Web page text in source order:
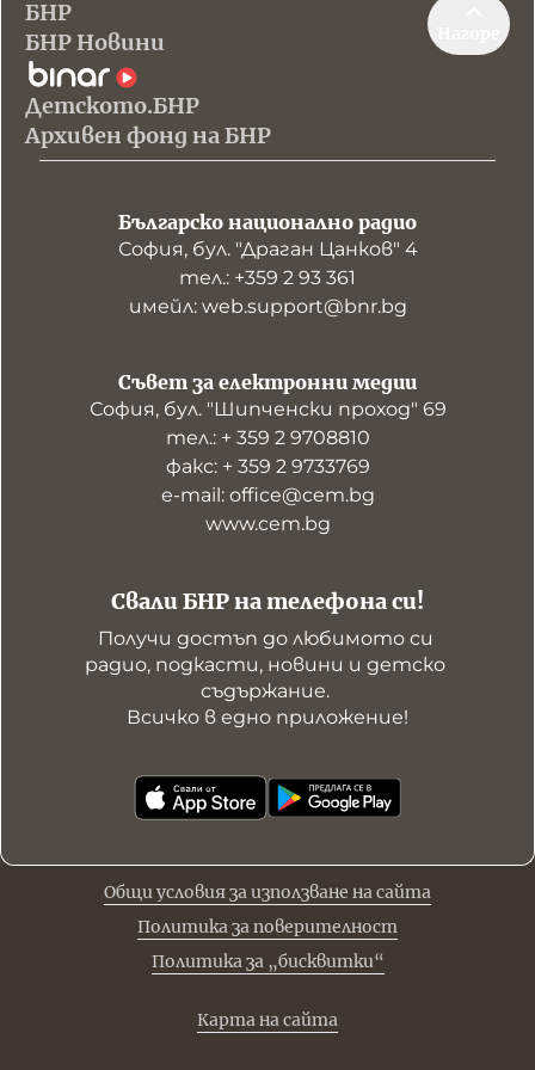
БНР
БНР Новини
Детското.БНР
Архивен фонд на БНР
Българско национално радио
София, бул. "Драган Цанков" 4
тел.: +359 2 93 361
имейл: web.support@bnr.bg
Свали БНР на телефона си!
Получи достъп до любимото си
радио, подкасти, новини и детско
съдържание.
Всичко в едно приложение!
Съвет за електронни медии
София, бул. "Шипченски проход" 69
тел.: + 359 2 9708810
факс: + 359 2 9733769
е-mail: office@cem.bg
www.cem.bg
Общи условия за използване на сайта
Политика за поверителност
Политика за „бисквитки“
Карта на сайта